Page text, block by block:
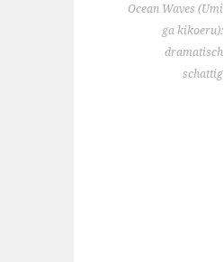
Ocean Waves (Umi
ga kikoeru):
dramatisch
schattig